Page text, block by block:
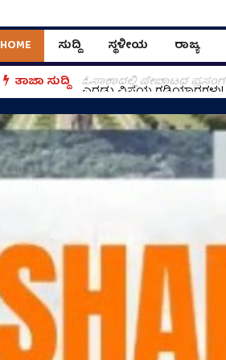
HOME ಸುದ್ದಿ ಸ್ಥಳೀಯ ರಾಜ್ಯ
ತಾಜಾ ಸುದ್ದಿ
ಓಸಾಕಾದಲ್ಲಿ ಪೇಚಾಟದ ಪ್ರಸಂಗ